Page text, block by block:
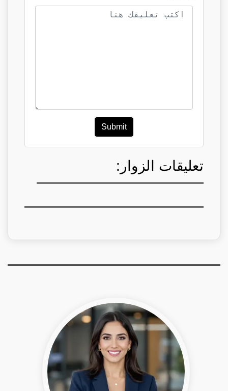
Submit
تعليقات الزوار: